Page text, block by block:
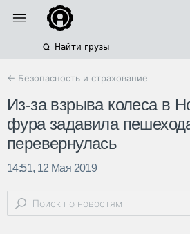
Найти грузы
← Безопасность и страхование
Из-за взрыва колеса в
фура задавила
перевернулась
14:51, 12 Мая 2019